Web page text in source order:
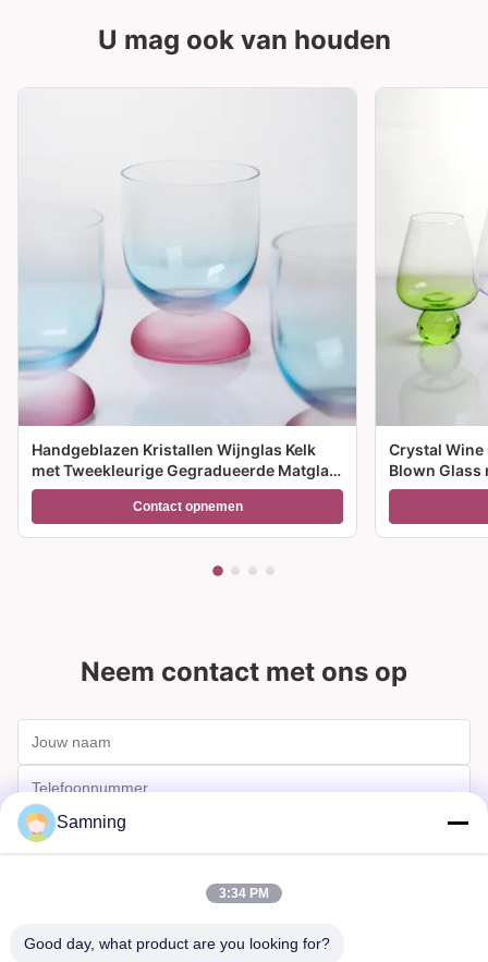
U mag ook van houden
Handgeblazen Kristallen Wijnglas Kelk
met Tweekleurige Gegradueerde Matglas
Voet en 300ml Capaciteit voor
Wijncocktail en Woondecoratie
Contact opnemen
Crystal Wine
Blown Glass
meerdere
Neem contact met ons op
Samning
3:34 PM
Good day, what product are you looking for?